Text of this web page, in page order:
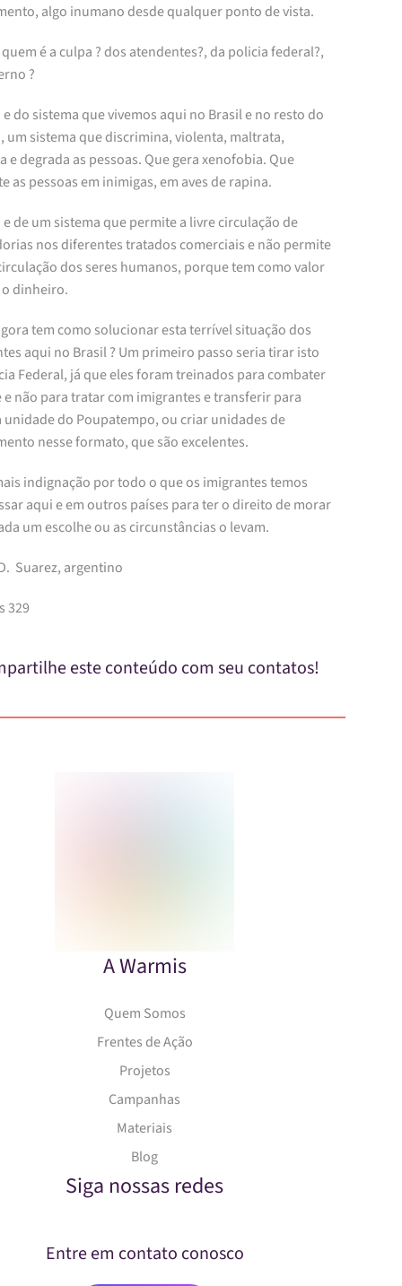
algo inumano desde qualquer ponto de vista.
é a culpa ? dos atendentes?, da policia federal?,
?
e do sistema que vivemos aqui no Brasil e no resto do
um sistema que discrimina, violenta, maltrata,
e degrada as pessoas. Que gera xenofobia. Que
as pessoas em inimigas, em aves de rapina.
e de um sistema que permite a livre circulação de
nos diferentes tratados comerciais e não permite
dos seres humanos, porque tem como valor
dinheiro.
tem como solucionar esta terrível situação dos
aqui no Brasil ? Um primeiro passo seria tirar isto
Federal, já que eles foram treinados para combater
e não para tratar com imigrantes e transferir para
unidade do Poupatempo, ou criar unidades de
nesse formato, que são excelentes.
indignação por todo o que os imigrantes temos
aqui e em outros países para ter o direito de morar
um escolhe ou as circunstâncias o levam.
Suarez, argentino
329
este conteúdo com seu contatos!
A Warmis
Quem Somos
Frentes de Ação
Projetos
Campanhas
Materiais
Blog
Siga nossas redes
Entre em contato conosco